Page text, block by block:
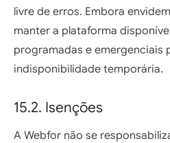
livre de erros. Embora
manter a plataforma
programadas e emergenciais
indisponibilidade temporária.
15.2. Isenções
A Webfor não se